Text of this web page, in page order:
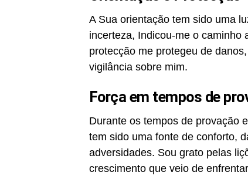
A Sua orientação tem sido uma
incerteza, Indicou-me o caminho
protecção me protegeu de
vigilância sobre mim.
Força em tempos de
Durante os tempos de provação
tem sido uma fonte de conforto,
adversidades. Sou grato pelas
crescimento que veio de